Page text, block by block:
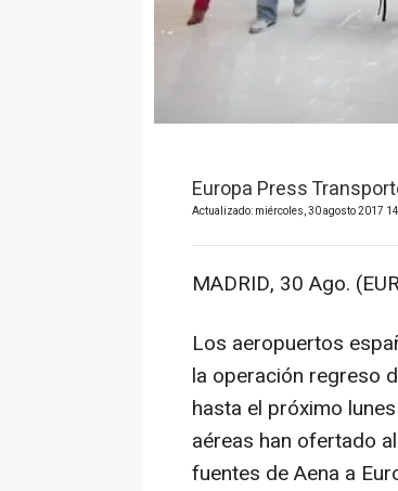
Europa Press
Actualizado: miércoles, 30 agosto 2017
MADRID, 30 Ago.
Los aeropuertos
la operación regreso
hasta el próximo
aéreas han ofertado
fuentes de Aena a